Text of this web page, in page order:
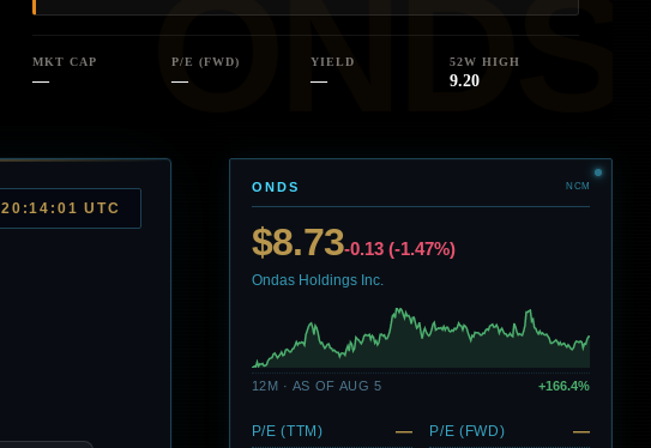
MKT CAP
—
P/E (FWD)
—
YIELD
—
52W HIGH
9.20
20:14:01 UTC
ONDS NCM
$8.73-0.13 (-1.47%)
Ondas Holdings Inc.
12M · AS OF AUG 5 +166.4%
P/E (TTM) — P/E (FWD) —